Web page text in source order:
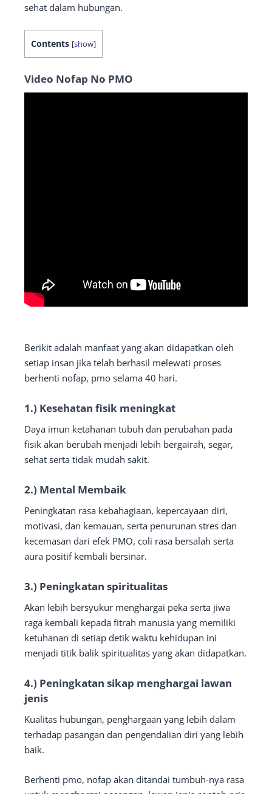
sehat dalam hubungan.
Contents [show]
Video Nofap No PMO
Berikit adalah manfaat yang akan didapatkan oleh
setiap insan jika telah berhasil melewati proses
berhenti nofap, pmo selama 40 hari.
1.) Kesehatan fisik meningkat
Daya imun ketahanan tubuh dan perubahan pada
fisik akan berubah menjadi lebih bergairah, segar,
sehat serta tidak mudah sakit.
2.) Mental Membaik
Peningkatan rasa kebahagiaan, kepercayaan diri,
motivasi, dan kemauan, serta penurunan stres dan
kecemasan dari efek PMO, coli rasa bersalah serta
aura positif kembali bersinar.
3.) Peningkatan spiritualitas
Akan lebih bersyukur menghargai peka serta jiwa
raga kembali kepada fitrah manusia yang memiliki
ketuhanan di setiap detik waktu kehidupan ini
menjadi titik balik spiritualitas yang akan didapatkan.
4.) Peningkatan sikap menghargai lawan
jenis
Kualitas hubungan, penghargaan yang lebih dalam
terhadap pasangan dan pengendalian diri yang lebih
baik.
Berhenti pmo, nofap akan ditandai tumbuh-nya rasa